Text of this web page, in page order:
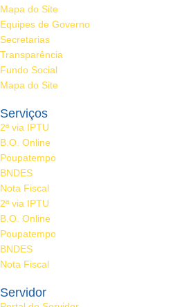
Mapa do Site
Equipes de Governo
Secretarias
Transparência
Fundo Social
Mapa do Site
Serviços
2ª via IPTU
B.O. Online
Poupatempo
BNDES
Nota Fiscal
2ª via IPTU
B.O. Online
Poupatempo
BNDES
Nota Fiscal
Servidor